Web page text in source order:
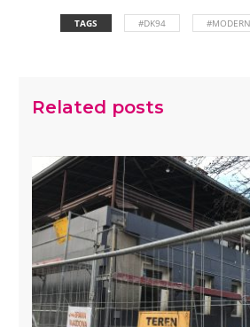
TAGS #DK94
Related posts